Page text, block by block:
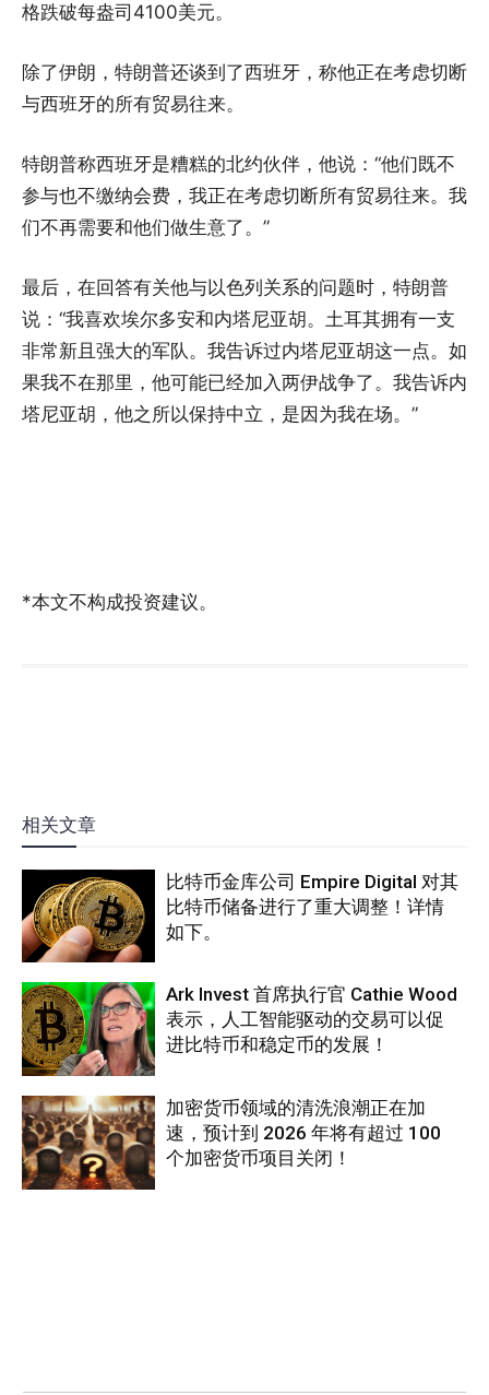
格跌破每盎司4100美元。
除了伊朗，特朗普还谈到了西班牙，称他正在考虑切断
与西班牙的所有贸易往来。
特朗普称西班牙是糟糕的北约伙伴，他说：“他们既不
参与也不缴纳会费，我正在考虑切断所有贸易往来。我
们不再需要和他们做生意了。”
最后，在回答有关他与以色列关系的问题时，特朗普
说：“我喜欢埃尔多安和内塔尼亚胡。土耳其拥有一支
非常新且强大的军队。我告诉过内塔尼亚胡这一点。如
果我不在那里，他可能已经加入两伊战争了。我告诉内
塔尼亚胡，他之所以保持中立，是因为我在场。”
*本文不构成投资建议。
相关文章
比特币金库公司 Empire Digital 对其
比特币储备进行了重大调整！详情
如下。
Ark Invest 首席执行官 Cathie Wood
表示，人工智能驱动的交易可以促
进比特币和稳定币的发展！
加密货币领域的清洗浪潮正在加
速，预计到 2026 年将有超过 100
个加密货币项目关闭！